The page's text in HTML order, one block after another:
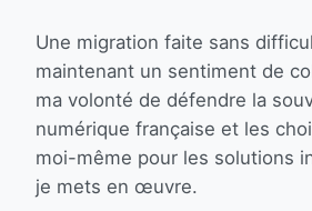
Une migration faite sans
maintenant un sentiment de
ma volonté de défendre la
numérique française et les
moi-même pour les solutions
je mets en œuvre.